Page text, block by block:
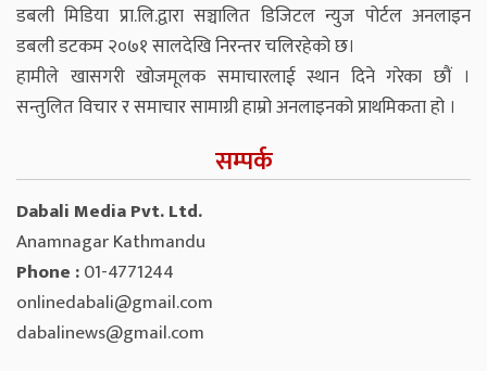
डबली मिडिया प्रा.लि.द्वारा सञ्चालित डिजिटल न्युज पोर्टल अनलाइन
डबली डटकम २०७१ सालदेखि निरन्तर चलिरहेको छ।
हामीले खासगरी खोजमूलक समाचारलाई स्थान दिने गरेका छौं ।
सन्तुलित विचार र समाचार सामाग्री हाम्रो अनलाइनको प्राथमिकता हो ।
सम्पर्क
Dabali Media Pvt. Ltd.
Anamnagar Kathmandu
Phone :01-4771244
onlinedabali@gmail.com
dabalinews@gmail.com